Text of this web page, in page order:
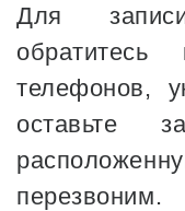
Для
телефонов,
оставьте
перезвоним.